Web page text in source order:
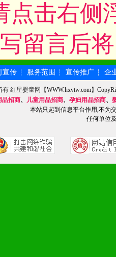
点击右侧
写留言后
宣传 ┆ 服务范围 ┆ 宣传推广 ┆ 企
有红星婴童网
【WWW.hxytw.com】
品招商、 儿童用品招商、 孕妇用品招商、
本站只起到信息平台作用,不为
任何单位